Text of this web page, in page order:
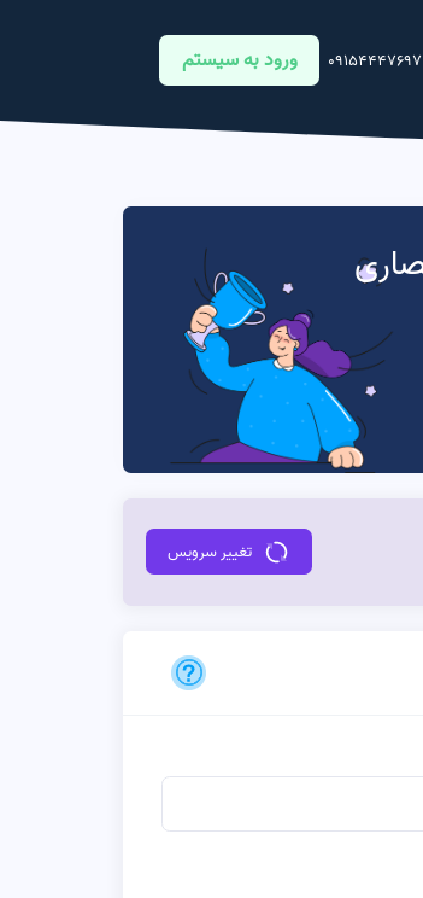
ورود به سیستم
تغییر سرویس